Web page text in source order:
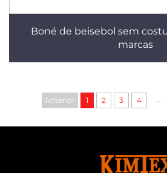
Boné de beisebol sem
marcas
Anterior 1 2 3 4 ...